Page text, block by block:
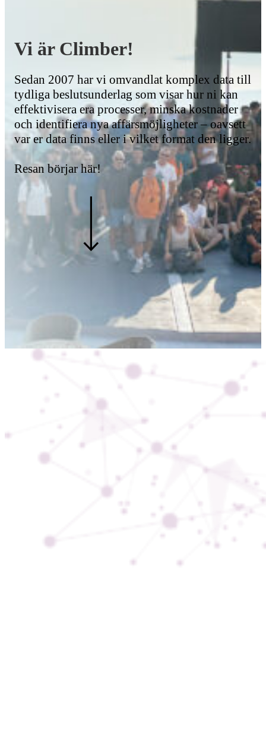
Vi är Climber!
Sedan 2007 har vi omvandlat komplex data till
tydliga beslutsunderlag som visar hur ni kan
effektivisera era processer, minska kostnader
och identifiera nya affärsmöjligheter – oavsett
var er data finns eller i vilket format den ligger.
Resan börjar här!